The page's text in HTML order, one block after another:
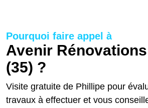
Pourquoi faire appel à
Avenir
(35) ?
Visite gratuite de Phillipe pour
travaux à effectuer et vous